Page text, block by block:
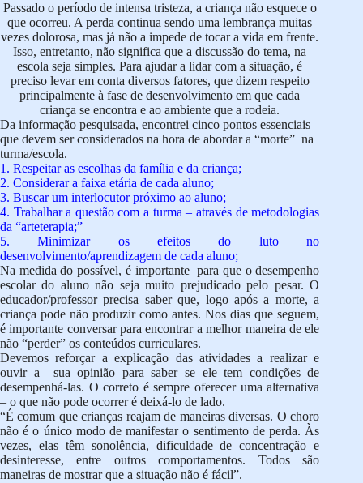
Passado o período de intensa tristeza, a criança não esquece o
que ocorreu. A perda continua sendo uma lembrança muitas
vezes dolorosa, mas já não a impede de tocar a vida em frente.
Isso, entretanto, não significa que a discussão do tema, na
escola seja simples. Para ajudar a lidar com a situação, é
preciso levar em conta diversos fatores, que dizem respeito
principalmente à fase de desenvolvimento em que cada
criança se encontra e ao ambiente que a rodeia.
Da informação pesquisada, encontrei cinco pontos essenciais
que devem ser considerados na hora de abordar a “morte” na
turma/escola.
1. Respeitar as escolhas da família e da criança;
2. Considerar a faixa etária de cada aluno;
3. Buscar um interlocutor próximo ao aluno;
4. Trabalhar a questão com a turma – através de metodologias
da “arteterapia;”
5. Minimizar os efeitos do luto no
desenvolvimento/aprendizagem de cada aluno;
Na medida do possível, é importante para que o desempenho
escolar do aluno não seja muito prejudicado pelo pesar. O
educador/professor precisa saber que, logo após a morte, a
criança pode não produzir como antes. Nos dias que seguem,
é importante conversar para encontrar a melhor maneira de ele
não “perder” os conteúdos curriculares.
Devemos reforçar a explicação das atividades a realizar e
ouvir a sua opinião para saber se ele tem condições de
desempenhá-las. O correto é sempre oferecer uma alternativa
– o que não pode ocorrer é deixá-lo de lado.
“É comum que crianças reajam de maneiras diversas. O choro
não é o único modo de manifestar o sentimento de perda. Às
vezes, elas têm sonolência, dificuldade de concentração e
desinteresse, entre outros comportamentos. Todos são
maneiras de mostrar que a situação não é fácil”.